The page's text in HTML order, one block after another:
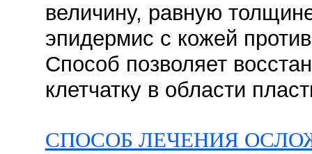
величину, равную
эпидермис с кожей
Способ позволяет
клетчатку в области
СПОСОБ ЛЕЧЕНИЯ